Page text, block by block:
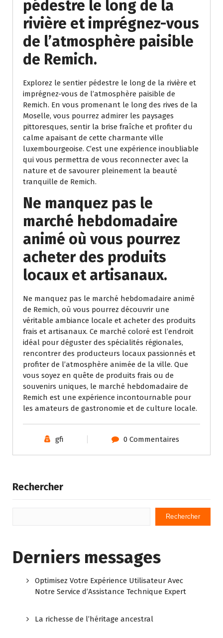
pédestre le long de la
rivière et imprégnez-vous
de l’atmosphère paisible
de Remich.
Explorez le sentier pédestre le long de la rivière et
imprégnez-vous de l’atmosphère paisible de
Remich. En vous promenant le long des rives de la
Moselle, vous pourrez admirer les paysages
pittoresques, sentir la brise fraîche et profiter du
calme apaisant de cette charmante ville
luxembourgeoise. C’est une expérience inoubliable
qui vous permettra de vous reconnecter avec la
nature et de savourer pleinement la beauté
tranquille de Remich.
Ne manquez pas le
marché hebdomadaire
animé où vous pourrez
acheter des produits
locaux et artisanaux.
Ne manquez pas le marché hebdomadaire animé
de Remich, où vous pourrez découvrir une
véritable ambiance locale et acheter des produits
frais et artisanaux. Ce marché coloré est l’endroit
idéal pour déguster des spécialités régionales,
rencontrer des producteurs locaux passionnés et
profiter de l’atmosphère animée de la ville. Que
vous soyez en quête de produits frais ou de
souvenirs uniques, le marché hebdomadaire de
Remich est une expérience incontournable pour
les amateurs de gastronomie et de culture locale.
gfi 0 Commentaires
Rechercher
Rechercher
Derniers messages
Optimisez Votre Expérience Utilisateur Avec
Notre Service d’Assistance Technique Expert
La richesse de l’héritage ancestral